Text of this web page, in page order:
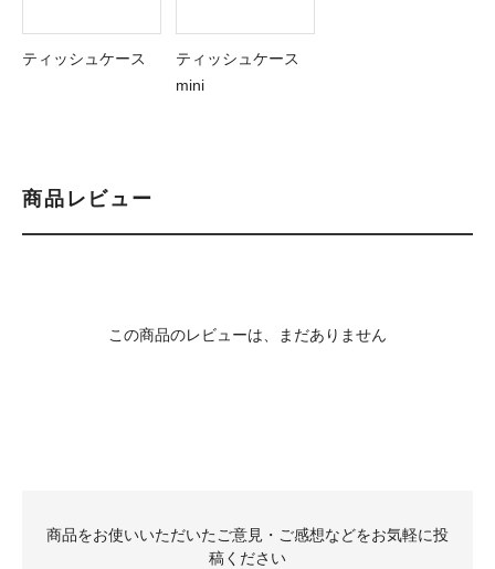
ティッシュケース
ティッシュケース
mini
商品レビュー
この商品のレビューは、まだありません
商品をお使いいただいたご意見・ご感想などをお気軽に投
稿ください